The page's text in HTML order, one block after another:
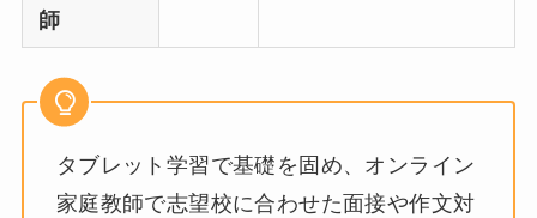
師
タブレット学習で基礎を固め、オンライン
家庭教師で志望校に合わせた面接や作文対